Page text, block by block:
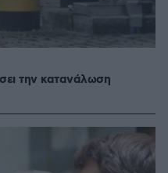
την κατανάλωση